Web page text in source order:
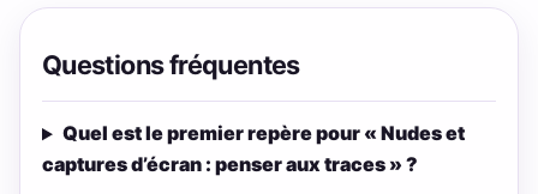
Questions fréquentes
Quel est le premier repère pour « Nudes et
captures d’écran : penser aux traces » ?